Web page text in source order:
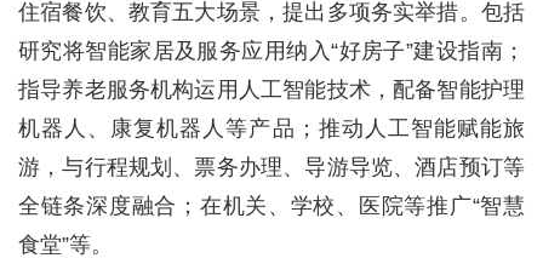
住宿餐饮、教育五大场景，提出多项务实举措。包括
研究将智能家居及服务应用纳入“好房子”建设指南；
指导养老服务机构运用人工智能技术，配备智能护理
机器人、康复机器人等产品；推动人工智能赋能旅
游，与行程规划、票务办理、导游导览、酒店预订等
全链条深度融合；在机关、学校、医院等推广“智慧
食堂”等。